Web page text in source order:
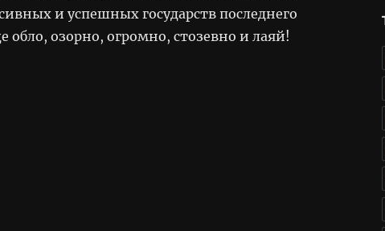
и успешных государств последнего
обло, озорно, огромно, стозевно и лаяй!